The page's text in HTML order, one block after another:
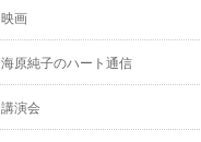
映画
海原純子のハート通信
講演会